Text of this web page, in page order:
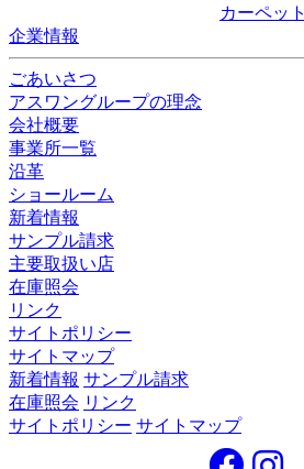
カーペット
企業情報
ごあいさつ
アスワングループの理念
会社概要
事業所一覧
沿革
ショールーム
新着情報
サンプル請求
主要取扱い店
在庫照会
リンク
サイトポリシー
サイトマップ
新着情報 サンプル請求
在庫照会 リンク
サイトポリシー サイトマップ